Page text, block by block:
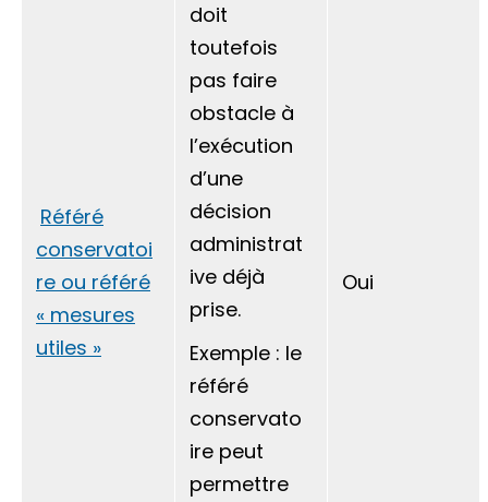
Référé
conservatoi
re ou référé
« mesures
utiles »
doit
toutefois
pas faire
obstacle à
l’exécution
d’une
décision
administrat
ive déjà
prise.
Exemple : le
référé
conservato
ire peut
permettre
Oui